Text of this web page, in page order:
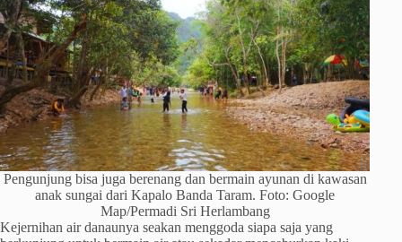
Pengunjung bisa juga berenang dan bermain ayunan di kawasan
anak sungai dari Kapalo Banda Taram. Foto: Google
Map/Permadi Sri Herlambang
Kejernihan air danaunya seakan menggoda siapa saja yang